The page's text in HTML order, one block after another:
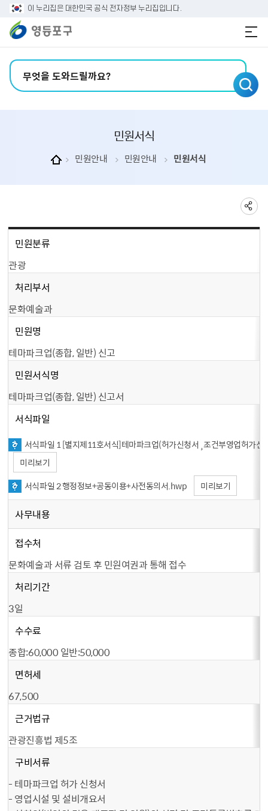
본문 바로가기
주메뉴 바로가기
이 누리집은 대한민국 공식 전자정부 누리집입니다.
민원서식
민원안내 민원안내 민원서식
민원분류
관광
처리부서
문화예술과
민원명
테마파크업(종합, 일반) 신고
민원서식명
테마파크업(종합, 일반) 신고서
서식파일
서식파일 1 [별지제11호서식]테마파크업（허가신청서¸조건부영업허가신
미리보기
서식파일 2 행정정보+공동이용+사전동의서.hwp
미리보기
사무내용
접수처
문화예술과 서류 검토 후 민원여권과 통해 접수
처리기간
3일
수수료
종합:60,000 일반:50,000
면허세
67,500
근거법규
관광진흥법 제5조
구비서류
- 테마파크업 허가 신청서
- 영업시설 및 설비개요서